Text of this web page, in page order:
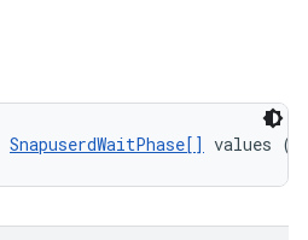
SnapuserdWaitPhase[] values ()